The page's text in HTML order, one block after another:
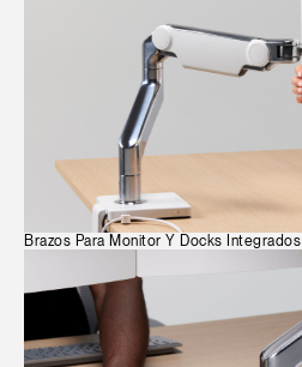
Brazos Para Monitor Y Docks Integrados